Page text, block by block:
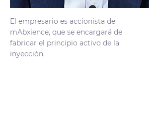
El empresario es accionista de
mAbxience, que se encargará de
fabricar el principio activo de la
inyección.